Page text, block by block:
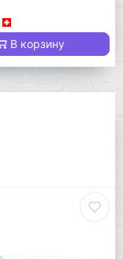
В корзину